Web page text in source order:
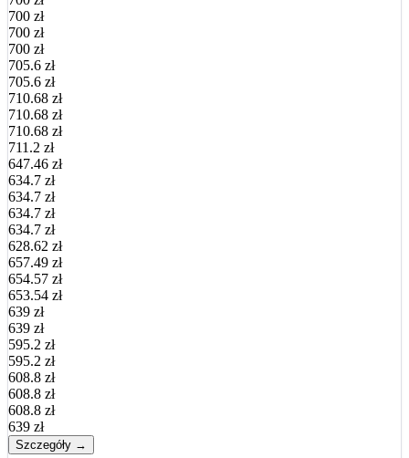
700 zł
700 zł
700 zł
705.6 zł
705.6 zł
710.68 zł
710.68 zł
710.68 zł
711.2 zł
647.46 zł
634.7 zł
634.7 zł
634.7 zł
634.7 zł
628.62 zł
657.49 zł
654.57 zł
653.54 zł
639 zł
639 zł
595.2 zł
595.2 zł
608.8 zł
608.8 zł
608.8 zł
639 zł
Szczegóły →